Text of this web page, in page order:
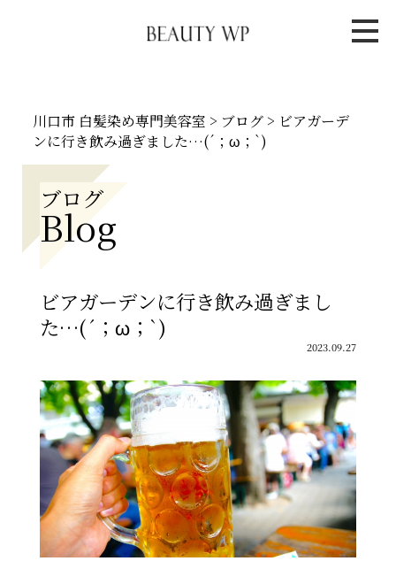
川口市 白髪染め専門美容室 > ブログ > ビアガーデ
ンに行き飲み過ぎました…(´；ω；`)
ブログ
Blog
ビアガーデンに行き飲み過ぎまし
た…(´；ω；`)
2023.09.27